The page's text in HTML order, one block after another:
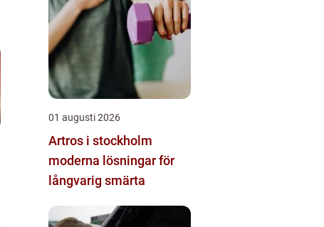
01 augusti 2026
Artros i stockholm
moderna lösningar för
långvarig smärta